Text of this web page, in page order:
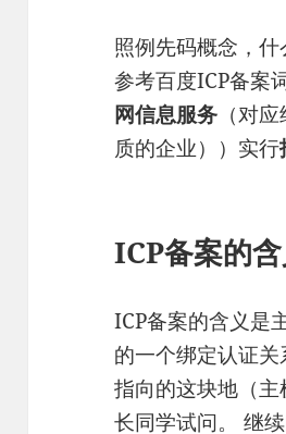
照例先码概念，
参考百度ICP备案
网信息服务 （对
质的企业））实行
ICP备案的含
ICP备案的含义是
的一个绑定认证
指向的这块地（
长同学试问。继